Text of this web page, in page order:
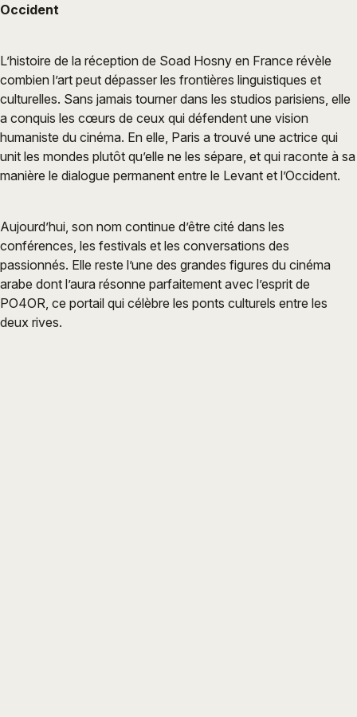
Occident
L’histoire de la réception de Soad Hosny en France révèle
combien l’art peut dépasser les frontières linguistiques et
culturelles. Sans jamais tourner dans les studios parisiens, elle
a conquis les cœurs de ceux qui défendent une vision
humaniste du cinéma. En elle, Paris a trouvé une actrice qui
unit les mondes plutôt qu’elle ne les sépare, et qui raconte à sa
manière le dialogue permanent entre le Levant et l’Occident.
Aujourd’hui, son nom continue d’être cité dans les
conférences, les festivals et les conversations des
passionnés. Elle reste l’une des grandes figures du cinéma
arabe dont l’aura résonne parfaitement avec l’esprit de
PO4OR, ce portail qui célèbre les ponts culturels entre les
deux rives.